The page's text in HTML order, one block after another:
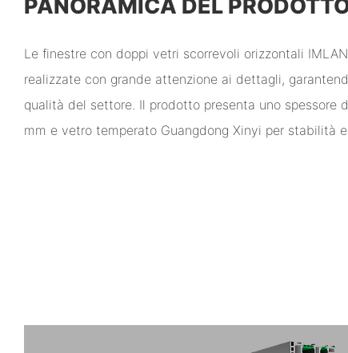
PANORAMICA DEL
Le finestre con doppi vetri scorrevoli orizzontali
realizzate con grande attenzione ai dettagli,
qualità del settore. Il prodotto presenta uno spessore
mm e vetro temperato Guangdong Xinyi per stabilità e